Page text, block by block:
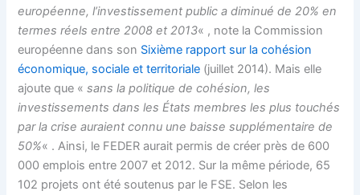
européenne, l’investissement public a diminué de 20% en
termes réels entre 2008 et 2013« , note la Commission
européenne dans son Sixième rapport sur la cohésion
économique, sociale et territoriale (juillet 2014). Mais elle
ajoute que «sans la politique de cohésion, les
investissements dans les États membres les plus touchés
par la crise auraient connu une baisse supplémentaire de
50%« . Ainsi, le FEDER aurait permis de créer près de 600
000 emplois entre 2007 et 2012. Sur la même période, 65
102 projets ont été soutenus par le FSE. Selon les